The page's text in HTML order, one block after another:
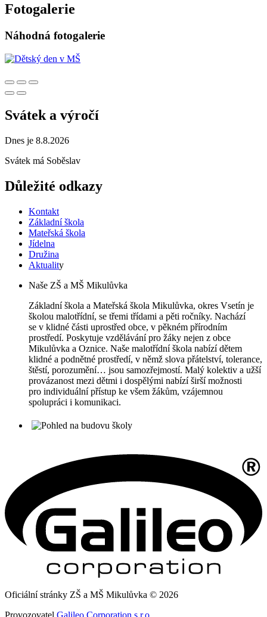
Fotogalerie
Náhodná fotogalerie
Svátek a výročí
Dnes je 8.8.2026
Svátek má Soběslav
Důležité odkazy
Kontakt
Základní škola
Mateřská škola
Jídelna
Družina
Aktuality
Naše ZŠ a MŠ Mikulůvka
Základní škola a Mateřská škola Mikulůvka, okres Vsetín je
školou malotřídní, se třemi třídami a pěti ročníky. Nachází
se v klidné části uprostřed obce, v pěkném přírodním
prostředí. Poskytuje vzdělávání pro žáky nejen z obce
Mikulůvka a Oznice. Naše malotřídní škola nabízí dětem
klidné a podnětné prostředí, v němž slova přátelství, tolerance,
štěstí, porozumění… jsou samozřejmostí. Malý kolektiv a užší
provázanost mezi dětmi i dospělými nabízí širší možnosti
pro individuální přístup ke všem žákům, vzájemnou
spolupráci i komunikaci.
Oficiální stránky ZŠ a MŠ Mikulůvka © 2026
Provozovatel Galileo Corporation s.r.o.